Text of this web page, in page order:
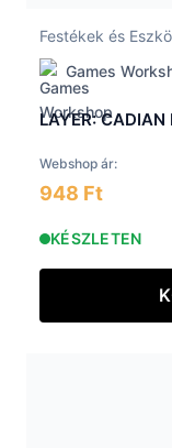
Festékek és
Games
LAYER: CADIAN
Webshop ár:
948 Ft
KÉSZLETEN